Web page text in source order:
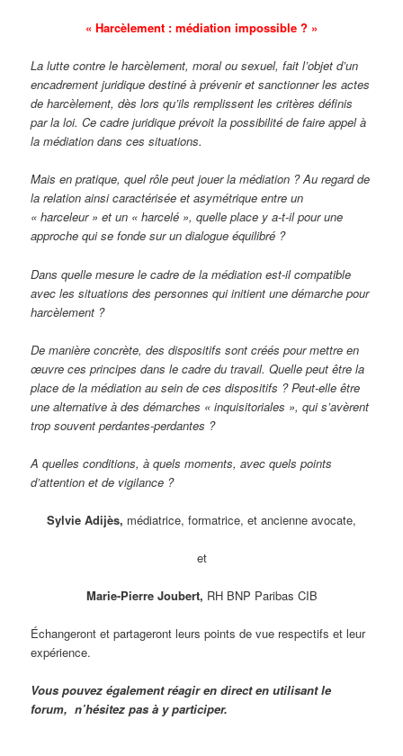
« Harcèlement : médiation impossible ? »
La lutte contre le harcèlement, moral ou sexuel, fait l’objet d’un
encadrement juridique destiné à prévenir et sanctionner les actes
de harcèlement, dès lors qu’ils remplissent les critères définis
par la loi. Ce cadre juridique prévoit la possibilité de faire appel à
la médiation dans ces situations.
Mais en pratique, quel rôle peut jouer la médiation ? Au regard de
la relation ainsi caractérisée et asymétrique entre un
« harceleur » et un « harcelé », quelle place y a-t-il pour une
approche qui se fonde sur un dialogue équilibré ?
Dans quelle mesure le cadre de la médiation est-il compatible
avec les situations des personnes qui initient une démarche pour
harcèlement ?
De manière concrète, des dispositifs sont créés pour mettre en
œuvre ces principes dans le cadre du travail. Quelle peut être la
place de la médiation au sein de ces dispositifs ? Peut-elle être
une alternative à des démarches « inquisitoriales », qui s’avèrent
trop souvent perdantes-perdantes ?
A quelles conditions, à quels moments, avec quels points
d’attention et de vigilance ?
Sylvie Adijès, médiatrice, formatrice, et ancienne avocate,
et
Marie-Pierre Joubert, RH BNP Paribas CIB
Échangeront et partageront leurs points de vue respectifs et leur
expérience.
Vous pouvez également réagir en direct en utilisant le
forum, n’hésitez pas à y participer.